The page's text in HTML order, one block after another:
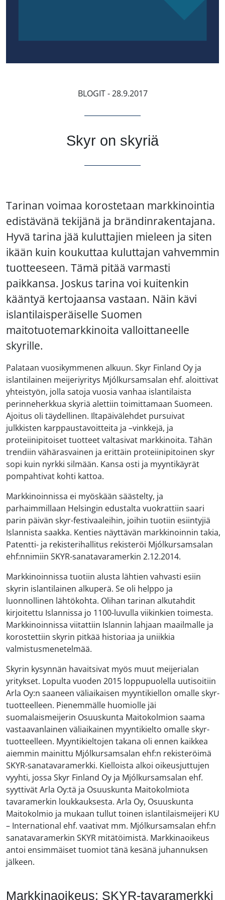
BLOGIT- 28.9.2017
Skyr on skyriä
Tarinan voimaa korostetaan markkinointia
edistävänä tekijänä ja brändinrakentajana.
Hyvä tarina jää kuluttajien mieleen ja siten
ikään kuin koukuttaa kuluttajan vahvemmin
tuotteeseen. Tämä pitää varmasti
paikkansa. Joskus tarina voi kuitenkin
kääntyä kertojaansa vastaan. Näin kävi
islantilaisperäiselle Suomen
maitotuotemarkkinoita valloittaneelle
skyrille.
Palataan vuosikymmenen alkuun. Skyr Finland Oy ja
islantilainen meijeriyritys Mjólkursamsalan ehf. aloittivat
yhteistyön, jolla satoja vuosia vanhaa islantilaista
perinneherkkua skyriä alettiin toimittamaan Suomeen.
Ajoitus oli täydellinen. Iltapäivälehdet pursuivat
julkkisten karppaustavoitteita ja –vinkkejä, ja
proteiinipitoiset tuotteet valtasivat markkinoita. Tähän
trendiin vähärasvainen ja erittäin proteiinipitoinen skyr
sopi kuin nyrkki silmään. Kansa osti ja myyntikäyrät
pompahtivat kohti kattoa.
Markkinoinnissa ei myöskään säästelty, ja
parhaimmillaan Helsingin edustalta vuokrattiin saari
parin päivän skyr-festivaaleihin, joihin tuotiin esiintyjiä
Islannista saakka. Kenties näyttävän markkinoinnin takia,
Patentti- ja rekisterihallitus rekisteröi Mjólkursamsalan
ehf:nnimiin SKYR-sanatavaramerkin 2.12.2014.
Markkinoinnissa tuotiin alusta lähtien vahvasti esiin
skyrin islantilainen alkuperä. Se oli helppo ja
luonnollinen lähtökohta. Olihan tarinan alkutahdit
kirjoitettu Islannissa jo 1100-luvulla viikinkien toimesta.
Markkinoinnissa viitattiin Islannin lahjaan maailmalle ja
korostettiin skyrin pitkää historiaa ja uniikkia
valmistusmenetelmää.
Skyrin kysynnän havaitsivat myös muut meijerialan
yritykset. Lopulta vuoden 2015 loppupuolella uutisoitiin
Arla Oy:n saaneen väliaikaisen myyntikiellon omalle skyr-
tuotteelleen. Pienemmälle huomiolle jäi
suomalaismeijerin Osuuskunta Maitokolmion saama
vastaavanlainen väliaikainen myyntikielto omalle skyr-
tuotteelleen. Myyntikieltojen takana oli ennen kaikkea
aiemmin mainittu Mjólkursamsalan ehf:n rekisteröimä
SKYR-sanatavaramerkki. Kielloista alkoi oikeusjuttujen
vyyhti, jossa Skyr Finland Oy ja Mjólkursamsalan ehf.
syyttivät Arla Oy:tä ja Osuuskunta Maitokolmiota
tavaramerkin loukkauksesta. Arla Oy, Osuuskunta
Maitokolmio ja mukaan tullut toinen islantilaismeijeri KU
– International ehf. vaativat mm. Mjólkursamsalan ehf:n
sanatavaramerkin SKYR mitätöimistä. Markkinaoikeus
antoi ensimmäiset tuomiot tänä kesänä juhannuksen
jälkeen.
Markkinaoikeus: SKYR-tavaramerkki